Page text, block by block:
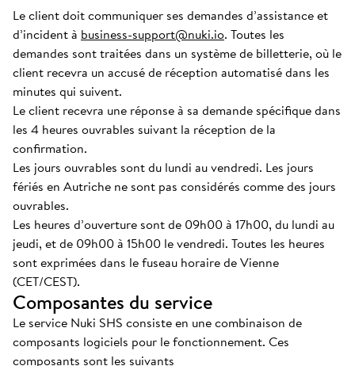
Le client doit communiquer ses demandes d’assistance et
d’incident à business-support@nuki.io. Toutes les
demandes sont traitées dans un système de billetterie, où le
client recevra un accusé de réception automatisé dans les
minutes qui suivent.
Le client recevra une réponse à sa demande spécifique dans
les 4 heures ouvrables suivant la réception de la
confirmation.
Les jours ouvrables sont du lundi au vendredi. Les jours
fériés en Autriche ne sont pas considérés comme des jours
ouvrables.
Les heures d’ouverture sont de 09h00 à 17h00, du lundi au
jeudi, et de 09h00 à 15h00 le vendredi. Toutes les heures
sont exprimées dans le fuseau horaire de Vienne
(CET/CEST).
Composantes du service
Le service Nuki SHS consiste en une combinaison de
composants logiciels pour le fonctionnement. Ces
composants sont les suivants